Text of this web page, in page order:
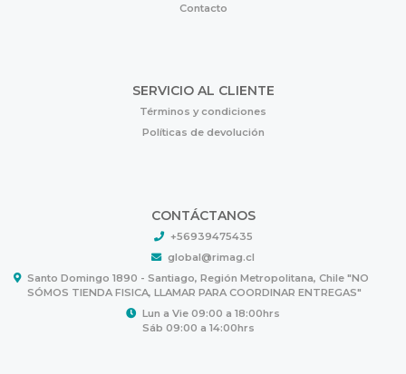
Contacto
SERVICIO AL CLIENTE
Términos y condiciones
Políticas de devolución
CONTÁCTANOS
+56939475435
global@rimag.cl
Santo Domingo 1890 - Santiago, Región Metropolitana, Chile "NO
SÓMOS TIENDA FISICA, LLAMAR PARA COORDINAR ENTREGAS"
Lun a Vie 09:00 a 18:00hrs
Sáb 09:00 a 14:00hrs